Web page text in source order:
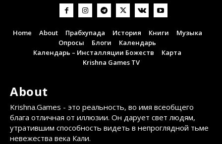
Home About Прабхупада История Книги
Музыка
Опросы
Блоги
Календарь
Календарь – Инсталляции Божеств
Карта
Krishna Games TV
About
Krishna.Games - это реальность, во имя всеобщего
блага отличная от иллюзии. Он дарует свет людям,
утратившим способность видеть в непроглядной тьме
невежества века Кали.